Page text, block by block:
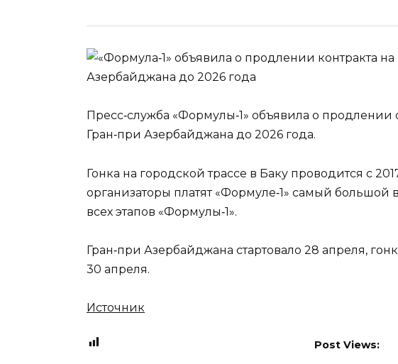
Пресс‑служба «Формулы‑1» объявила о
Гран‑при Азербайджана до 2026 года.
Гонка на городской трассе в Баку проводится с
организаторы платят «Формуле‑1» самый большой
всех этапов «Формулы‑1».
Гран‑при Азербайджана стартовало 28 апреля,
30 апреля.
Источник
Post Views: